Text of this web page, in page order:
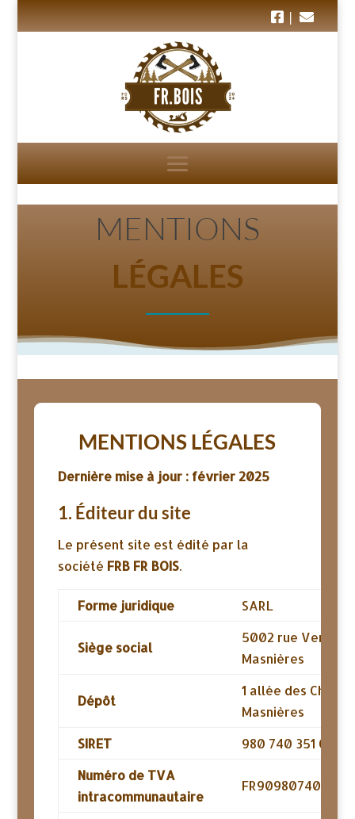
|
MENTIONS
LÉGALES
MENTIONS LÉGALES
Dernière mise à jour : février 2025
1. Éditeur du site
Le présent site est édité par la
société FRB FR BOIS.
Forme juridique SARL
Siège social
5002 rue Verte,
Masnières
Dépôt
1 allée des
Masnières
SIRET
980 740 351
Numéro de TVA
intracommunautaire
FR90980740351